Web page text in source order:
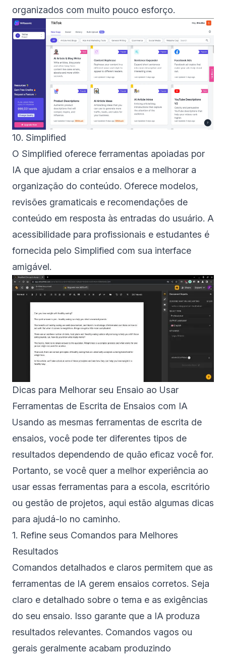
organizados com muito pouco esforço.
10. Simplified
O Simplified oferece ferramentas apoiadas por
IA que ajudam a criar ensaios e a melhorar a
organização do conteúdo. Oferece modelos,
revisões gramaticais e recomendações de
conteúdo em resposta às entradas do usuário. A
acessibilidade para profissionais e estudantes é
fornecida pelo Simplified com sua interface
amigável.
Dicas para Melhorar seu Ensaio ao Usar
Ferramentas de Escrita de Ensaios com IA
Usando as mesmas ferramentas de escrita de
ensaios, você pode ter diferentes tipos de
resultados dependendo de quão eficaz você for.
Portanto, se você quer a melhor experiência ao
usar essas ferramentas para a escola, escritório
ou gestão de projetos, aqui estão algumas dicas
para ajudá-lo no caminho.
1. Refine seus Comandos para Melhores
Resultados
Comandos detalhados e claros permitem que as
ferramentas de IA gerem ensaios corretos. Seja
claro e detalhado sobre o tema e as exigências
do seu ensaio. Isso garante que a IA produza
resultados relevantes. Comandos vagos ou
gerais geralmente acabam produzindo